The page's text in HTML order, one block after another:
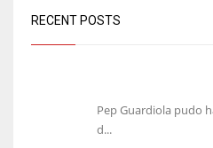
RECENT POSTS
Pep Guardiola pudo
d...